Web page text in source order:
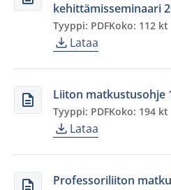
kehittämisseminaari
Tyyppi: PDFKoko: 112 kt
Lataa
Liiton matkustusohje
Tyyppi: PDFKoko: 194 kt
Lataa
Professoriliiton